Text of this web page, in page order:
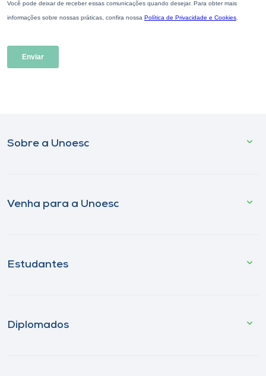
Sobre a Unoesc
Venha para a Unoesc
Estudantes
Diplomados